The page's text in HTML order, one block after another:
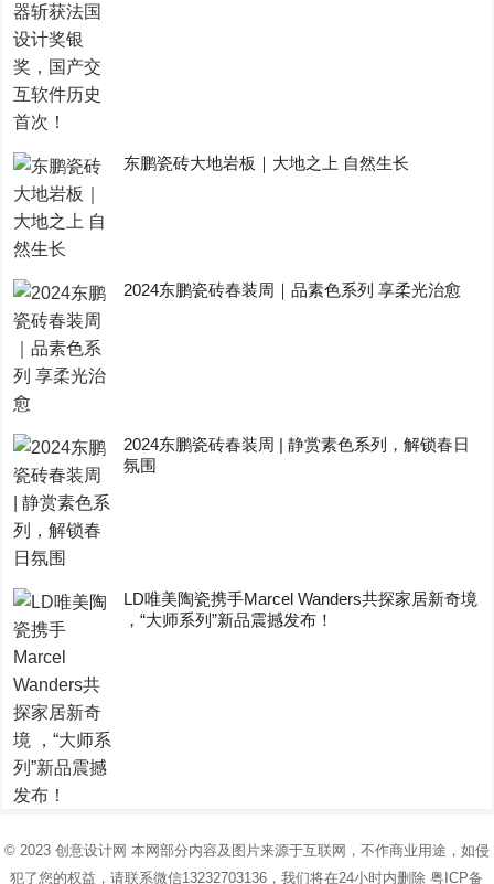
东鹏瓷砖大地岩板｜大地之上 自然生长
2024东鹏瓷砖春装周｜品素色系列 享柔光治愈
2024东鹏瓷砖春装周 | 静赏素色系列，解锁春日
氛围
LD唯美陶瓷携手Marcel Wanders共探家居新奇境
，“大师系列”新品震撼发布！
© 2023 创意设计网 本网部分内容及图片来源于互联网，不作商业用途，如侵
犯了您的权益，请联系微信13232703136，我们将在24小时内删除粤ICP备